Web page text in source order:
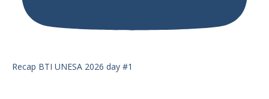
Recap BTI UNESA 2026 day #1